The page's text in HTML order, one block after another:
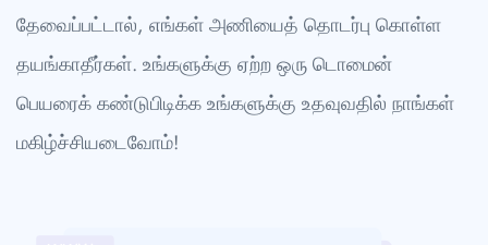
தேவைப்பட்டால், எங்கள் அணியைத் தொடர்பு கொள்ள
தயங்காதீர்கள். உங்களுக்கு ஏற்ற ஒரு டொமைன்
பெயரைக் கண்டுபிடிக்க உங்களுக்கு உதவுவதில் நாங்கள்
மகிழ்ச்சியடைவோம்!